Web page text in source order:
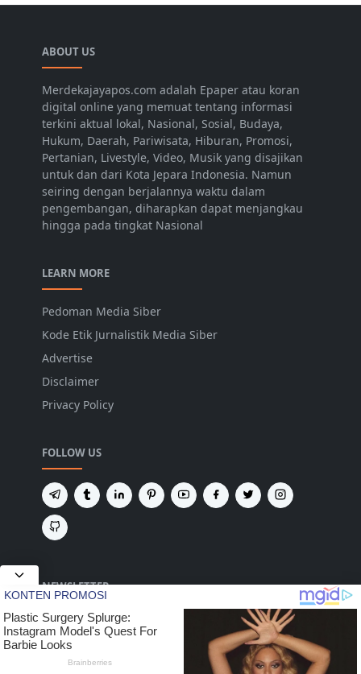
ABOUT US
Merdekajayapos.com adalah Epaper atau koran
digital online yang memuat tentang informasi
terkini aktual lokal, Nasional, Sosial, Budaya,
Hukum, Daerah, Pariwisata, Hiburan, Promosi,
Pertanian, Livestyle, Video, Musik yang disajikan
untuk dan dari Kota Jepara Indonesia. Namun
seiring dengan berjalannya waktu dalam
pengembangan, diharapkan dapat menjangkau
hingga pada tingkat Nasional
LEARN MORE
Pedoman Media Siber
Kode Etik Jurnalistik Media Siber
Advertise
Disclaimer
Privacy Policy
FOLLOW US
NEWSLETTER
Tetap terhubung untuk mendapatkan berita
terbaru dan pembaruan penting dari kami.